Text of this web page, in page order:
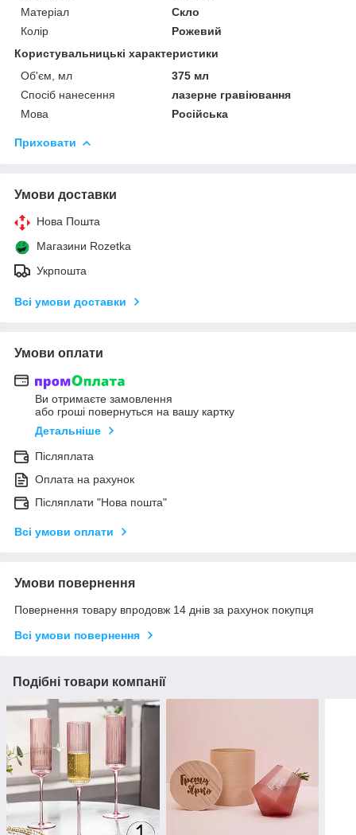
Матеріал
Скло
Колір
Рожевий
Користувальницькі характеристики
Об'єм, мл
375 мл
Спосіб нанесення
лазерне гравіювання
Мова
Російська
Приховати
Умови доставки
Нова Пошта
Магазини Rozetka
Укрпошта
Всі умови доставки
Умови оплати
Ви отримаєте замовлення
або гроші повернуться на вашу картку
Детальніше
Післяплата
Оплата на рахунок
Післяплати "Нова пошта"
Всі умови оплати
Умови повернення
Повернення товару впродовж 14 днів за рахунок покупця
Всі умови повернення
Подібні товари компанії